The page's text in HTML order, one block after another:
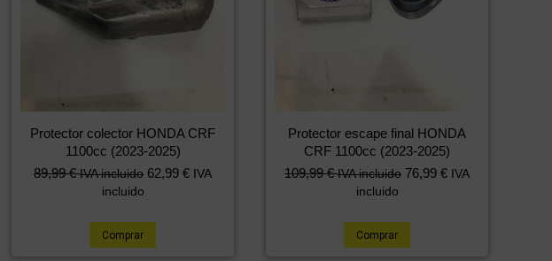
Protector colector HONDA CRF
1100cc (2023-2025)
89,99€ IVA incluido 62,99 € IVA
incluido
Comprar
Protector escape final HONDA
CRF 1100cc (2023-2025)
109,99€ IVA incluido 76,99 € IVA
incluido
Comprar